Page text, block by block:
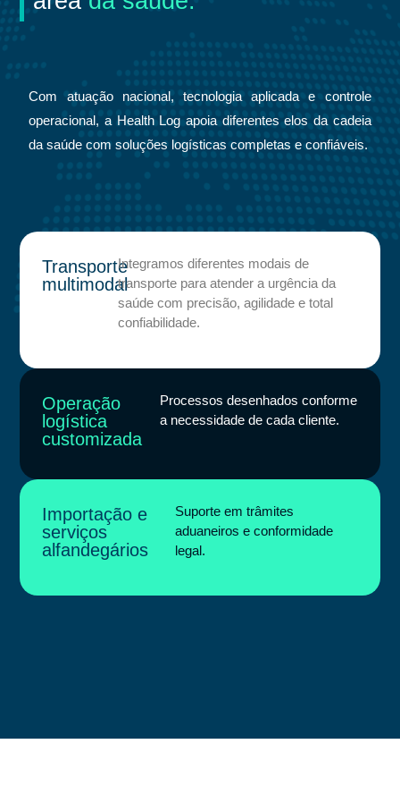
Com atuação nacional, tecnologia aplicada e controle
operacional, a Health Log apoia diferentes elos da cadeia
da saúde com soluções logísticas completas e confiáveis.
Transporte
multimodal
Integramos diferentes modais de
transporte para atender a urgência da
saúde com precisão, agilidade e total
confiabilidade.
Operação
logística
customizada
Processos desenhados conforme
a necessidade de cada cliente.
Importação e
serviços
alfandegários
Suporte em trâmites
aduaneiros e conformidade
legal.